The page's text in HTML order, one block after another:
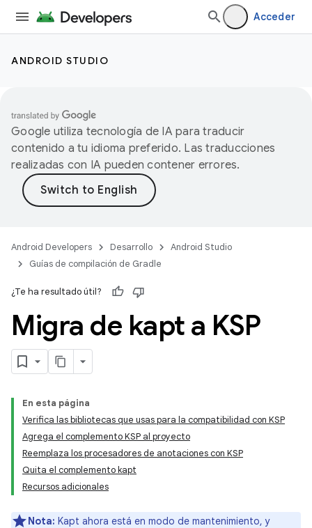
Acceder
ANDROID STUDIO
Google utiliza tecnología de IA para traducir
contenido a tu idioma preferido. Las traducciones
realizadas con IA pueden contener errores.
Android Developers Desarrollo
Android Studio
Guías de compilación de Gradle
¿Te ha resultado útil?
Migra de kapt a KSP
En esta página
Verifica las bibliotecas que usas para la compatibilidad con KSP
Agrega el complemento KSP al proyecto
Reemplaza los procesadores de anotaciones con KSP
Quita el complemento kapt
Recursos adicionales
Nota: Kapt ahora está en modo de mantenimiento, y